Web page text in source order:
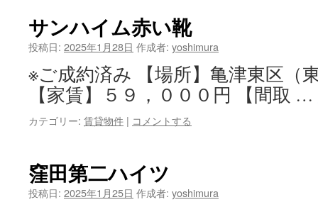
サンハイム赤い靴
投稿日: 2025年1月28日 作成者: yoshimura
※ご成約済み 【場所】亀津東区（
【家賃】５９，０００円 【間取 …
カテゴリー: 賃貸物件 | コメントする
窪田第二ハイツ
投稿日: 2025年1月25日 作成者: yoshimura